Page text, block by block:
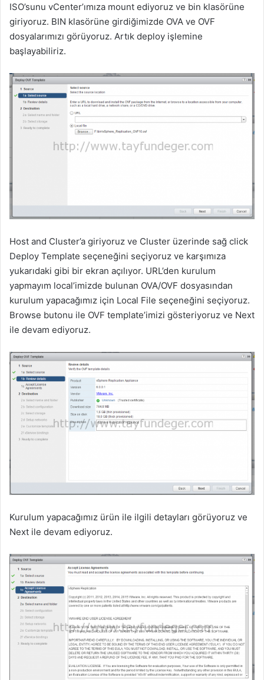
ISO’sunu vCenter’ımıza mount ediyoruz ve bin klasörüne
giriyoruz. BIN klasörüne girdiğimizde OVA ve OVF
dosyalarımızı görüyoruz. Artık deploy işlemine
başlayabiliriz.
Host and Cluster’a giriyoruz ve Cluster üzerinde sağ click
Deploy Template seçeneğini seçiyoruz ve karşımıza
yukarıdaki gibi bir ekran açılıyor. URL’den kurulum
yapmayım local’imizde bulunan OVA/OVF dosyasından
kurulum yapacağımız için Local File seçeneğini seçiyoruz.
Browse butonu ile OVF template’imizi gösteriyoruz ve Next
ile devam ediyoruz.
Kurulum yapacağımız ürün ile ilgili detayları görüyoruz ve
Next ile devam ediyoruz.